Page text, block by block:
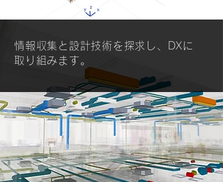
情報収集と設計技術を探求し、DXに
取り組みます。